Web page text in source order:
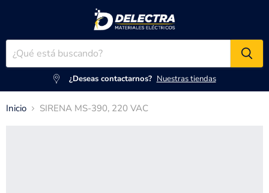
¿Deseas contactarnos? Nuestras tiendas
Inicio SIRENA MS-390, 220 VAC